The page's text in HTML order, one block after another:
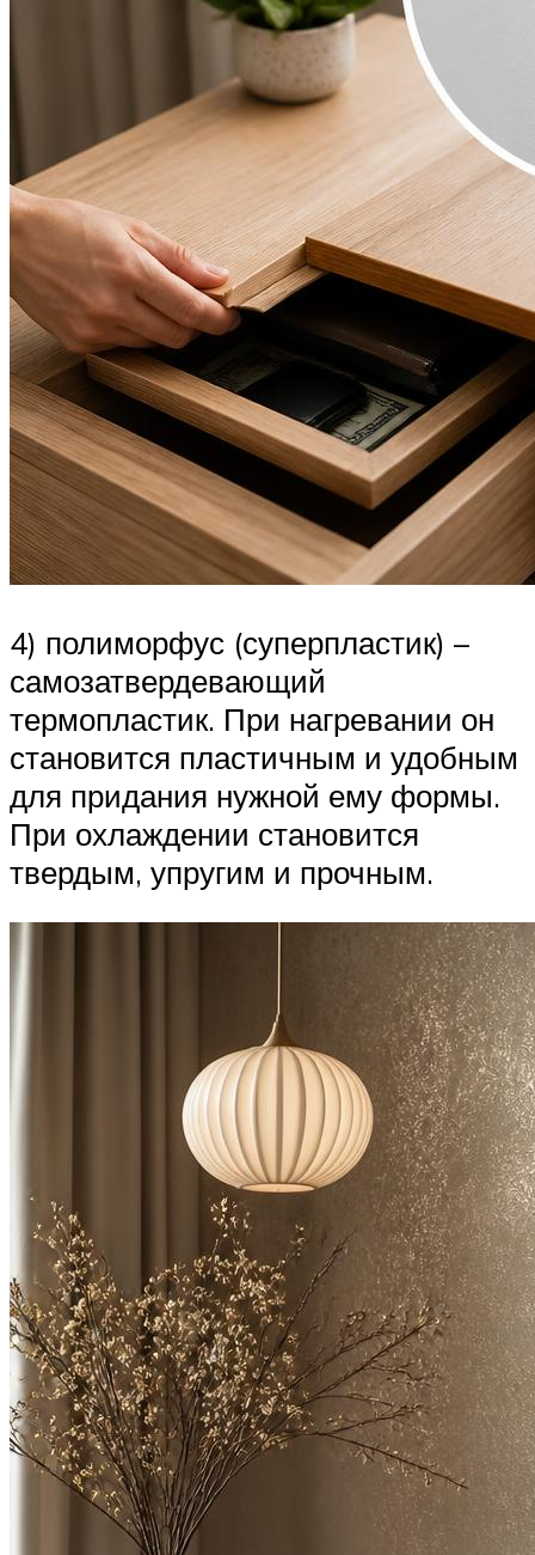
4) полиморфус (суперпластик) –
самозатвердевающий
термопластик. При нагревании он
становится пластичным и удобным
для придания нужной ему формы.
При охлаждении становится
твердым, упругим и прочным.